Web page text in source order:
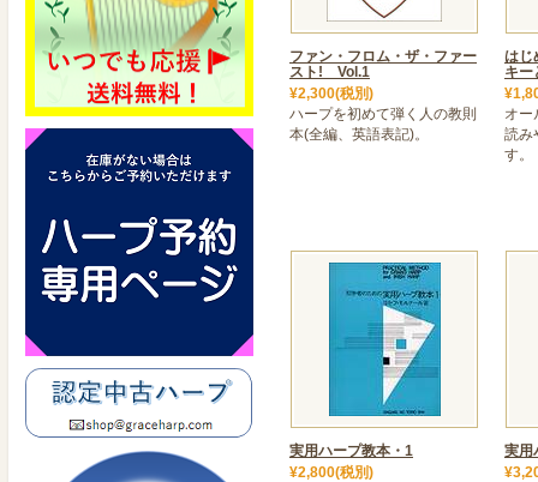
ファン・フロム・ザ・ファー
スト! Vol.1
¥2,300(税別)
ハープを初めて弾く人の教則
本(全編、英語表記)。
はじ
キー
オー
読み
す。
実用ハープ教本・1
¥2,800(税別)
実用